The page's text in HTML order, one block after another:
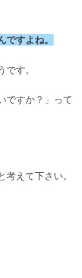
ですよね。
す。
ですか？」って
えて下さい。